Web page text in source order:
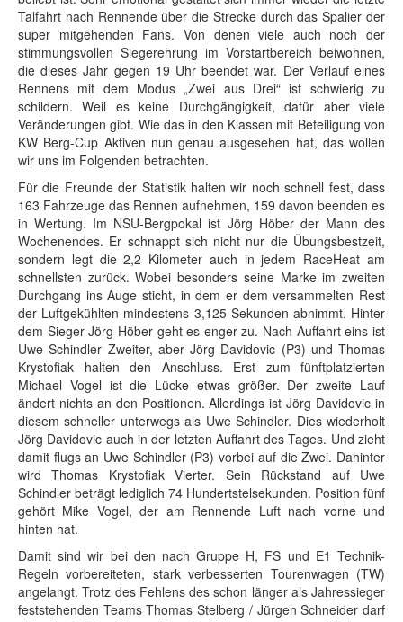
Talfahrt nach Rennende über die Strecke durch das Spalier der
super mitgehenden Fans. Von denen viele auch noch der
stimmungsvollen Siegerehrung im Vorstartbereich beiwohnen,
die dieses Jahr gegen 19 Uhr beendet war. Der Verlauf eines
Rennens mit dem Modus „Zwei aus Drei“ ist schwierig zu
schildern. Weil es keine Durchgängigkeit, dafür aber viele
Veränderungen gibt. Wie das in den Klassen mit Beteiligung von
KW Berg-Cup Aktiven nun genau ausgesehen hat, das wollen
wir uns im Folgenden betrachten.
Für die Freunde der Statistik halten wir noch schnell fest, dass
163 Fahrzeuge das Rennen aufnehmen, 159 davon beenden es
in Wertung. Im NSU-Bergpokal ist Jörg Höber der Mann des
Wochenendes. Er schnappt sich nicht nur die Übungsbestzeit,
sondern legt die 2,2 Kilometer auch in jedem RaceHeat am
schnellsten zurück. Wobei besonders seine Marke im zweiten
Durchgang ins Auge sticht, in dem er dem versammelten Rest
der Luftgekühlten mindestens 3,125 Sekunden abnimmt. Hinter
dem Sieger Jörg Höber geht es enger zu. Nach Auffahrt eins ist
Uwe Schindler Zweiter, aber Jörg Davidovic (P3) und Thomas
Krystofiak halten den Anschluss. Erst zum fünftplatzierten
Michael Vogel ist die Lücke etwas größer. Der zweite Lauf
ändert nichts an den Positionen. Allerdings ist Jörg Davidovic in
diesem schneller unterwegs als Uwe Schindler. Dies wiederholt
Jörg Davidovic auch in der letzten Auffahrt des Tages. Und zieht
damit flugs an Uwe Schindler (P3) vorbei auf die Zwei. Dahinter
wird Thomas Krystofiak Vierter. Sein Rückstand auf Uwe
Schindler beträgt lediglich 74 Hundertstelsekunden. Position fünf
gehört Mike Vogel, der am Rennende Luft nach vorne und
hinten hat.
Damit sind wir bei den nach Gruppe H, FS und E1 Technik-
Regeln vorbereiteten, stark verbesserten Tourenwagen (TW)
angelangt. Trotz des Fehlens des schon länger als Jahressieger
feststehenden Teams Thomas Stelberg / Jürgen Schneider darf